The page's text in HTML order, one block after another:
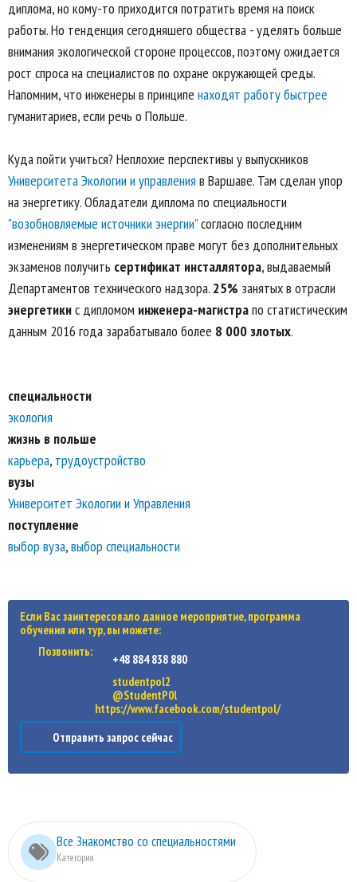
диплома, но кому-то приходится потратить время на поиск
работы. Но тенденция сегодняшего общества - уделять больше
внимания экологической стороне процессов, поэтому ожидается
рост спроса на специалистов по охране окружающей среды.
Напомним, что инженеры в принципе находят работу быстрее
гуманитариев, если речь о Польше.
Куда пойти учиться? Неплохие перспективы у выпускников
Университета Экологии и управления в Варшаве. Там сделан упор
на энергетику. Обладатели диплома по специальности
"возобновляемые источники энергии"согласно последним
изменениям в энергетическом праве могут без дополнительных
экзаменов получить сертификат инсталлятора, выдаваемый
Департаментов технического надзора. 25% занятых в отрасли
энергетикис дипломом инженера-магистрапо статистическим
данным 2016 года зарабатывало более 8 000 злотых.
специальности
экология
жизнь в польше
карьера, трудоустройство
вузы
Университет Экологии и Управления
поступление
выбор вуза,выбор специальности
Если Вас заинтересовало данное мероприятие, программа
обучения или тур, вы можете:
Позвонить:
+48 884 838 880
studentpol2
@StudentP0l
https://www.facebook.com/studentpol/
Отправить запрос сейчас
Все Знакомство со специальностями
Категория